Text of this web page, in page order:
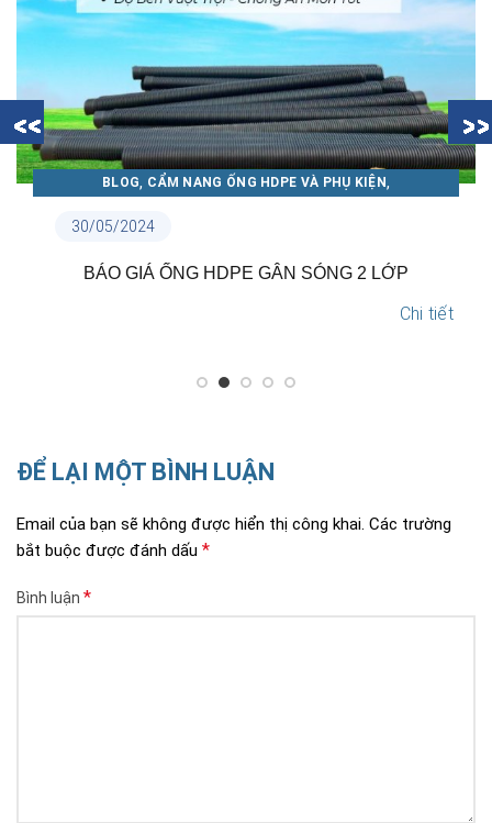
30/05/2024
BLOG, CẨM NANG ỐNG HDPE VÀ PHỤ KIỆN,
BÁO GIÁ ỐNG HDPE GÂN SÓNG 2 LỚP
Chi tiết
ĐỂ LẠI MỘT BÌNH LUẬN
Email của bạn sẽ không được hiển thị công khai. Các trường
bắt buộc được đánh dấu *
Bình luận *